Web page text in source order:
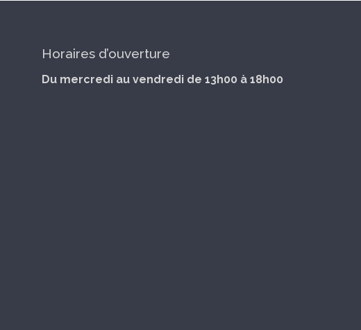
Horaires d’ouverture
Du mercredi au vendredi de 13h00 à 18h00